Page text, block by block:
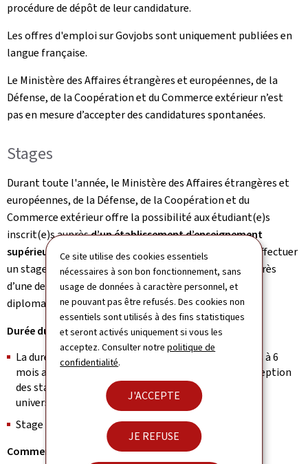
Ce site utilise des cookies essentiels
nécessaires à son bon fonctionnement, sans
usage de données à caractère personnel, et
ne pouvant pas être refusés. Des cookies non
essentiels sont utilisés à des fins statistiques
et seront activés uniquement si vous les
acceptez. Consulter notrepolitique de
confidentialité.
J'ACCEPTE
JE REFUSE
procédure de dépôt de leur candidature.
Les offres d'emploi sur Govjobs sont uniquement publiées en
langue française.
Le Ministère des Affaires étrangères et européennes, de la
Défense, de la Coopération et du Commerce extérieur n’est
pas en mesure d’accepter des candidatures spontanées.
Stages
Durant toute l'année, le Ministère des Affaires étrangères et
européennes, de la Défense, de la Coopération et du
Commerce extérieur offre la possibilité aux étudiant(e)s
inscrit(e)s auprèsd’un établissement d’enseignement
supérieur (minimum en 2ème année universitaire)
d’effectuer
un stage au sein du département à Luxembourg ou auprès
d’une des ambassades et représentations du réseau
diplomatique à l’étranger
Durée du stage
La durée d’un stage peut varier de plusieurs semaines à 6
mois au maximum sur une période de 24 mois, à l’exception
des stages conventionnés dans le cadre d’études
universitaires, où cette durée peut être dépassée.
Stage rémunéré à partir de 4 semaines de stage
Comment postuler ?